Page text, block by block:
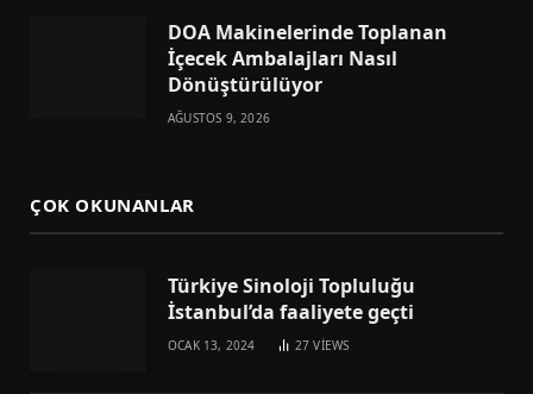
DOA Makinelerinde Toplanan
İçecek Ambalajları Nasıl
Dönüştürülüyor
AĞUSTOS 9, 2026
ÇOK OKUNANLAR
Türkiye Sinoloji Topluluğu
İstanbul’da faaliyete geçti
OCAK 13, 2024 27VIEWS